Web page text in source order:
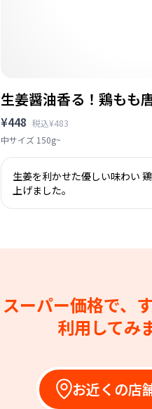
生姜醤油香る！鶏もも
¥448 税込¥483
中サイズ 150g~
生姜を利かせた優しい味わい
上げました。
スーパー価格で、
利用してみ
お近くの店